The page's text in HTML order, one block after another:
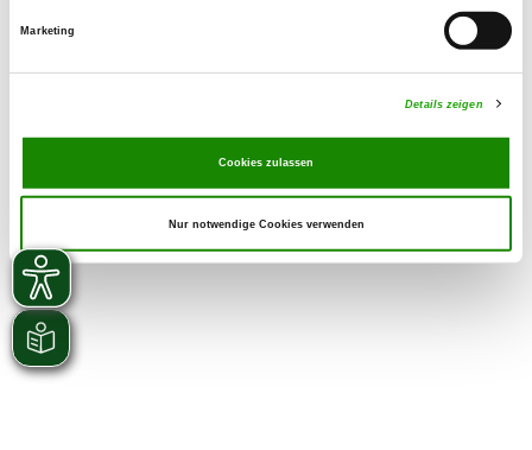
Marketing
Details zeigen
Cookies zulassen
Nur notwendige Cookies verwenden